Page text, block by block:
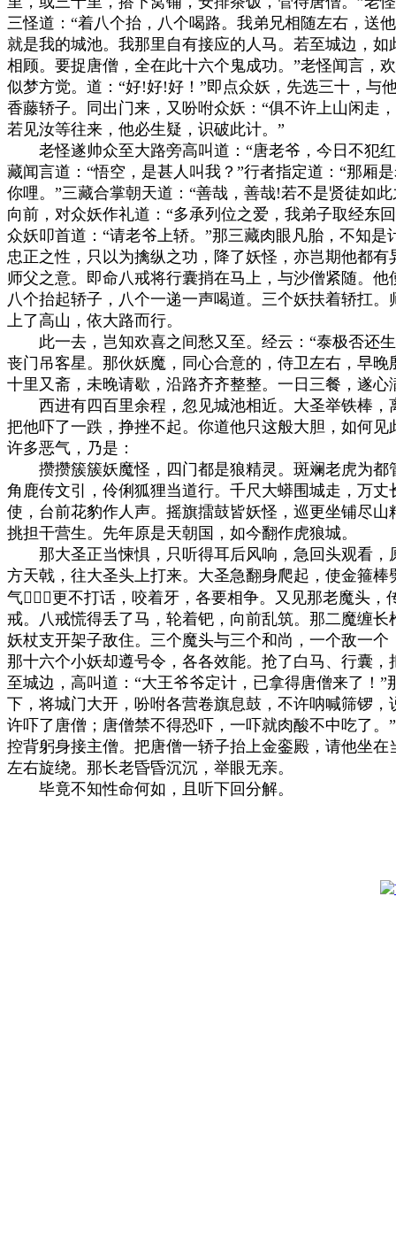
三怪道：“着八个抬，八个喝路。我弟兄相随左右，送
就是我的城池。我那里自有接应的人马。若至城边，
相顾。要捉唐僧，全在此十六个鬼成功。”老怪闻言，
似梦方觉。道：“好!好!好！”即点众妖，先选三十，与
香藤轿子。同出门来，又吩咐众妖：“俱不许上山闲走
若见汝等往来，他必生疑，识破此计。”
老怪遂帅众至大路旁高叫道：“唐老爷，今日不犯红
藏闻言道：“悟空，是甚人叫我？”行者指定道：“那厢
你哩。”三藏合掌朝天道：“善哉，善哉!若不是贤徒如
向前，对众妖作礼道：“多承列位之爱，我弟子取经东
众妖叩首道：“请老爷上轿。”那三藏肉眼凡胎，不知是
忠正之性，只以为擒纵之功，降了妖怪，亦岂期他都
师父之意。即命八戒将行囊捎在马上，与沙僧紧随。
八个抬起轿子，八个一递一声喝道。三个妖扶着轿扛
上了高山，依大路而行。
此一去，岂知欢喜之间愁又至。经云：“泰极否还生
丧门吊客星。那伙妖魔，同心合意的，侍卫左右，早
十里又斋，未晚请歇，沿路齐齐整整。一日三餐，遂
西进有四百里余程，忽见城池相近。大圣举铁棒，
把他吓了一跌，挣挫不起。你道他只这般大胆，如何见
许多恶气，乃是：
攒攒簇簇妖魔怪，四门都是狼精灵。斑斓老虎为都
角鹿传文引，伶俐狐狸当道行。千尺大蟒围城走，万
使，台前花豹作人声。摇旗擂鼓皆妖怪，巡更坐铺尽
挑担干营生。先年原是天朝国，如今翻作虎狼城。
那大圣正当悚惧，只听得耳后风响，急回头观看，
方天戟，往大圣头上打来。大圣急翻身爬起，使金箍
气，更不打话，咬着牙，各要相争。又见那老魔头，
戒。八戒慌得丢了马，轮着钯，向前乱筑。那二魔缠
妖杖支开架子敌住。三个魔头与三个和尚，一个敌一
那十六个小妖却遵号令，各各效能。抢了白马、行囊
至城边，高叫道：“大王爷爷定计，已拿得唐僧来了！
下，将城门大开，吩咐各营卷旗息鼓，不许呐喊筛锣，
许吓了唐僧；唐僧禁不得恐吓，一吓就肉酸不中吃了。
控背躬身接主僧。把唐僧一轿子抬上金銮殿，请他坐
左右旋绕。那长老昏昏沉沉，举眼无亲。
毕竟不知性命何如，且听下回分解。